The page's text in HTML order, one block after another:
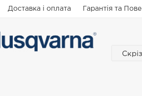
Доставка і оплата Гарантія та